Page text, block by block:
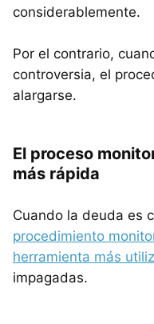
considerablemente.
Por el contrario,
controversia, el
alargarse.
El proceso
más rápida
Cuando la deuda es
procedimiento
herramienta más
impagadas.